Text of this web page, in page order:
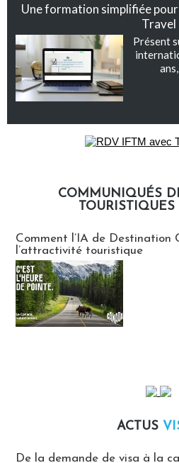
Une formation simplifiée
Travel
Présent
COMMUNIQUÉS
Comment l’IA de Destination
l’attractivité touristique
ACTUS
De la demande de visa à la